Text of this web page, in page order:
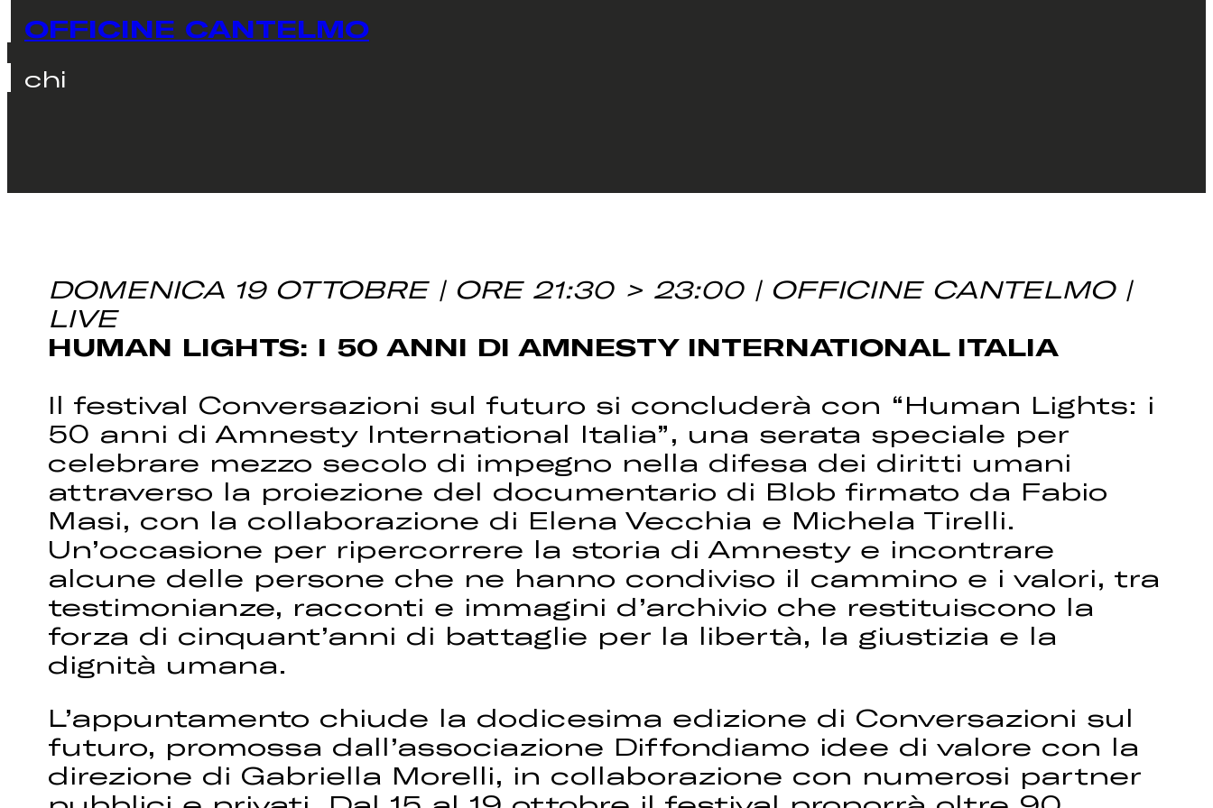
OFFICINE CANTELMO
chi
DOMENICA 19 OTTOBRE | ORE 21:30 > 23:00 | OFFICINE CANTELMO |
LIVE
HUMAN LIGHTS: I 50 ANNI DI AMNESTY INTERNATIONAL ITALIA
Il festival Conversazioni sul futuro si concluderà con “Human Lights: i
50 anni di Amnesty International Italia”, una serata speciale per
celebrare mezzo secolo di impegno nella difesa dei diritti umani
attraverso la proiezione del documentario di Blob firmato da Fabio
Masi, con la collaborazione di Elena Vecchia e Michela Tirelli.
Un’occasione per ripercorrere la storia di Amnesty e incontrare
alcune delle persone che ne hanno condiviso il cammino e i valori, tra
testimonianze, racconti e immagini d’archivio che restituiscono la
forza di cinquant’anni di battaglie per la libertà, la giustizia e la
dignità umana.
L’appuntamento chiude la dodicesima edizione di Conversazioni sul
futuro, promossa dall’associazione Diffondiamo idee di valore con la
direzione di Gabriella Morelli, in collaborazione con numerosi partner